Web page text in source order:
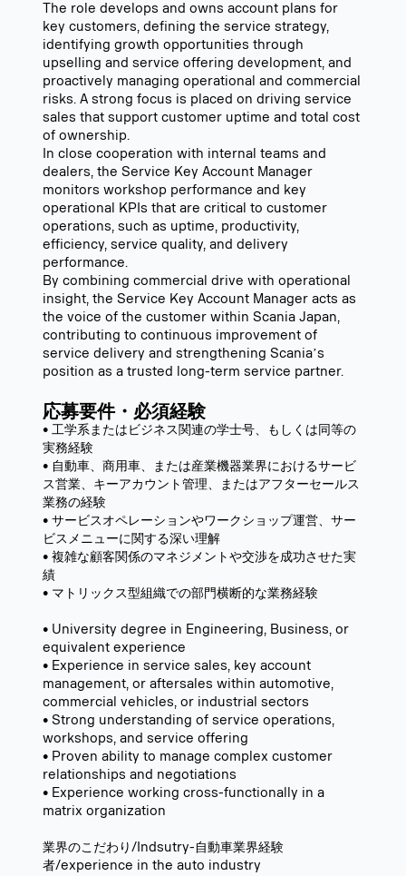
The role develops and owns account plans for
key customers, defining the service strategy,
identifying growth opportunities through
upselling and service offering development, and
proactively managing operational and commercial
risks. A strong focus is placed on driving service
sales that support customer uptime and total cost
of ownership.
In close cooperation with internal teams and
dealers, the Service Key Account Manager
monitors workshop performance and key
operational KPIs that are critical to customer
operations, such as uptime, productivity,
efficiency, service quality, and delivery
performance.
By combining commercial drive with operational
insight, the Service Key Account Manager acts as
the voice of the customer within Scania Japan,
contributing to continuous improvement of
service delivery and strengthening Scaniaʼs
position as a trusted long-term service partner.
応募要件・必須経験
• 工学系またはビジネス関連の学士号、もしくは同等の
実務経験
• 自動車、商用車、または産業機器業界におけるサービ
ス営業、キーアカウント管理、またはアフターセールス
業務の経験
• サービスオペレーションやワークショップ運営、サー
ビスメニューに関する深い理解
• 複雑な顧客関係のマネジメントや交渉を成功させた実
績
• マトリックス型組織での部門横断的な業務経験
• University degree in Engineering, Business, or
equivalent experience
• Experience in service sales, key account
management, or aftersales within automotive,
commercial vehicles, or industrial sectors
• Strong understanding of service operations,
workshops, and service offering
• Proven ability to manage complex customer
relationships and negotiations
• Experience working cross-functionally in a
matrix organization
業界のこだわり/Indsutry-自動車業界経験
者/experience in the auto industry